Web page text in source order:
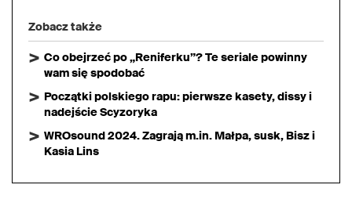
Zobacz także
Co obejrzeć po „Reniferku”? Te seriale powinny
wam się spodobać
Początki polskiego rapu: pierwsze kasety, dissy i
nadejście Scyzoryka
WROsound 2024. Zagrają m.in. Małpa, susk, Bisz i
Kasia Lins